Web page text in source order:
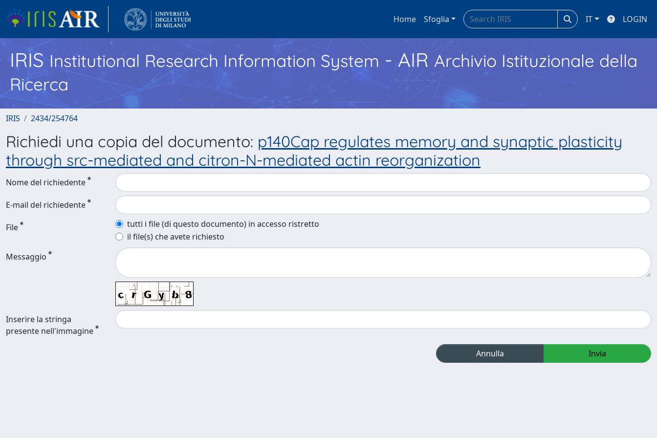
Home Sfoglia IT LOGIN
IRISInstitutional Research Information System - AIR Archivio Istituzionale della
Ricerca
IRIS 2434/254764
Richiedi una copia del documento: p140Cap regulates memory and synaptic plasticity
through src-mediated and citron-N-mediated actin reorganization
Nome del richiedente
E-mail del richiedente
File
tutti i file (di questo documento) in accesso ristretto
il file(s) che avete richiesto
Messaggio
Inserire la stringa
presente nell'immagine
Annulla Invia